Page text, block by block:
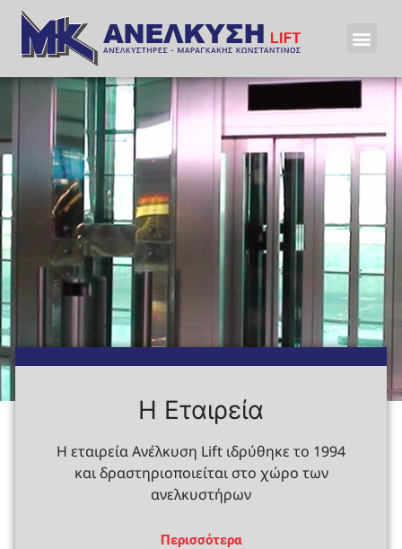
Η Εταιρεία
Η εταιρεία Ανέλκυση Lift ιδρύθηκε το 1994
και δραστηριοποιείται στο χώρο των
ανελκυστήρων
Περισσότερα